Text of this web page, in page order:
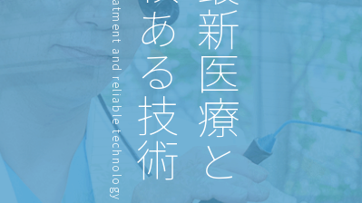
and reliable technology